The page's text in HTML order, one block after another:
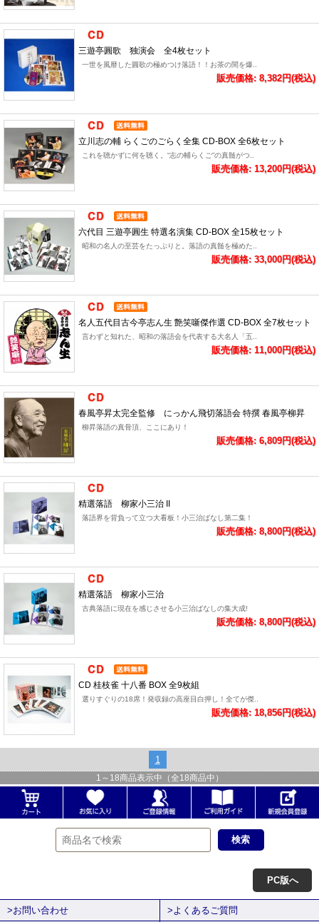
三遊亭圓歌 独演会 全4枚セット
一世を風靡した圓歌の極めつけ落語！！お茶の間を爆..
販売価格: 8,382円(税込)
立川志の輔 らくごのごらく全集 CD-BOX 全6枚セット
これを聴かずに何を聴く。“志の輔らくご”の真髄がつ..
販売価格: 13,200円(税込)
六代目 三遊亭圓生 特選名演集 CD-BOX 全15枚セット
昭和の名人の至芸をたっぷりと。落語の真髄を極めた..
販売価格: 33,000円(税込)
名人五代目古今亭志ん生 艶笑噺傑作選 CD-BOX 全7枚セット
言わずと知れた、昭和の落語会を代表する大名人「五..
販売価格: 11,000円(税込)
春風亭昇太完全監修 にっかん飛切落語会 特撰 春風亭柳昇
柳昇落語の真骨頂、ここにあり！
販売価格: 6,809円(税込)
精選落語 柳家小三治 II
落語界を背負って立つ大看板！小三治ばなし第二集！
販売価格: 8,800円(税込)
精選落語 柳家小三治
古典落語に現在を感じさせる小三治ばなしの集大成!
販売価格: 8,800円(税込)
CD 桂枝雀 十八番 BOX 全9枚組
選りすぐりの18席！発収録の高座目白押し！全てが傑..
販売価格: 18,856円(税込)
1
1 ～ 18商品表示中（全18商品中）
PC版へ
>お問い合わせ >よくあるご質問